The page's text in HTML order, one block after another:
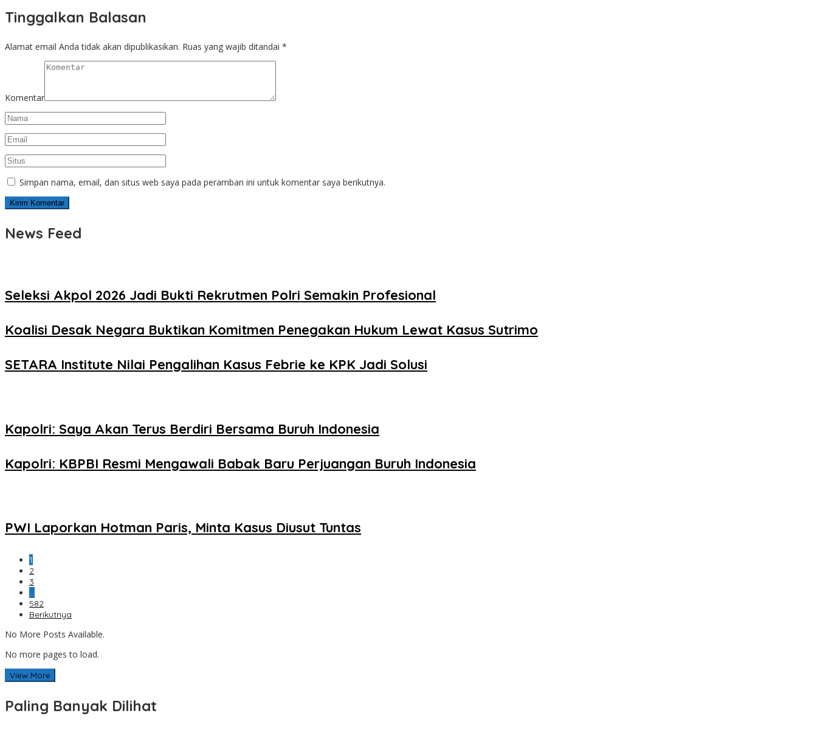
Tinggalkan Balasan
Alamat email Anda tidak akan dipublikasikan. Ruas yang wajib ditandai *
Komentar
Simpan nama, email, dan situs web saya pada peramban ini untuk komentar saya berikutnya.
News Feed
Seleksi Akpol 2026 Jadi Bukti Rekrutmen Polri Semakin Profesional
Koalisi Desak Negara Buktikan Komitmen Penegakan Hukum Lewat Kasus Sutrimo
SETARA Institute Nilai Pengalihan Kasus Febrie ke KPK Jadi Solusi
Kapolri: Saya Akan Terus Berdiri Bersama Buruh Indonesia
Kapolri: KBPBI Resmi Mengawali Babak Baru Perjuangan Buruh Indonesia
PWI Laporkan Hotman Paris, Minta Kasus Diusut Tuntas
1
2
3
582
Berikutnya
No More Posts Available.
No more pages to load.
View More
Paling Banyak Dilihat